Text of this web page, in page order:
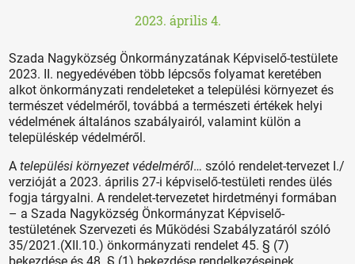
2023. április 4.
Szada Nagyközség Önkormányzatának Képviselő-testülete
2023. II. negyedévében több lépcsős folyamat keretében
alkot önkormányzati rendeleteket a települési környezet és
természet védelméről, továbbá a természeti értékek helyi
védelmének általános szabályairól, valamint külön a
településkép védelméről.
Atelepülési környezet védelméről… szóló rendelet-tervezet I./
verzióját a 2023. április 27-i képviselő-testületi rendes ülés
fogja tárgyalni. A rendelet-tervezetet hirdetményi formában
– a Szada Nagyközség Önkormányzat Képviselő-
testületének Szervezeti és Működési Szabályzatáról szóló
35/2021.(XII.10.) önkormányzati rendelet 45. § (7)